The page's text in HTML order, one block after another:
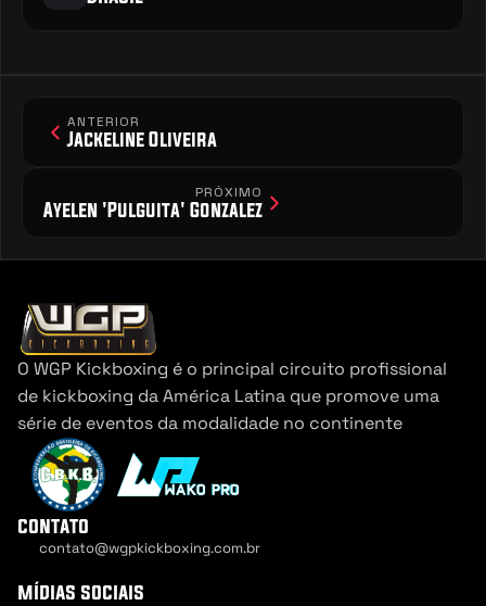
ANTERIOR
Jackeline Oliveira
PRÓXIMO
Ayelen 'Pulguita' Gonzalez
O WGP Kickboxing é o principal circuito profissional
de kickboxing da América Latina que promove uma
série de eventos da modalidade no continente
contato
contato@wgpkickboxing.com.br
mídias sociais